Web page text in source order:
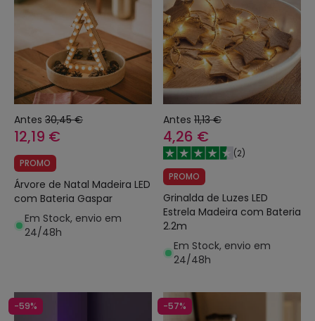
Antes 30,45 €
12,19 €
PROMO
Árvore de Natal Madeira LED
com Bateria Gaspar
Em Stock, envio em
24/48h
Antes 11,13 €
4,26 €
(2)
PROMO
Grinalda de Luzes LED
Estrela Madeira com Bateria
2.2m
Em Stock, envio em
24/48h
-59% -57%